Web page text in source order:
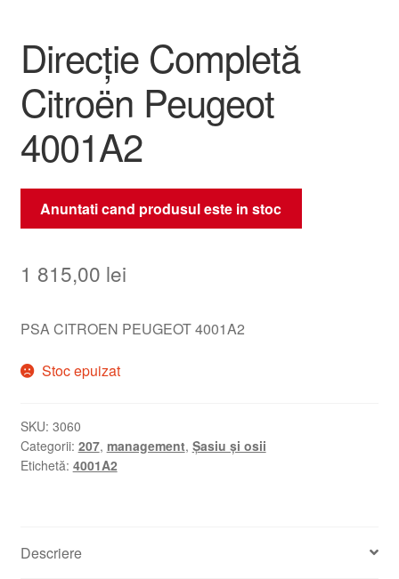
Plângere
Plățile
Politică de confidențialitate
Procedura de reclamație
Direcție Completă
Citroën Peugeot
4001A2
Anuntati cand produsul este in stoc
1 815,00 lei
PSA CITROEN PEUGEOT 4001A2
Stoc epuizat
SKU: 3060
Categorii: 207, management, Șasiu și osii
Etichetă: 4001A2
Descriere